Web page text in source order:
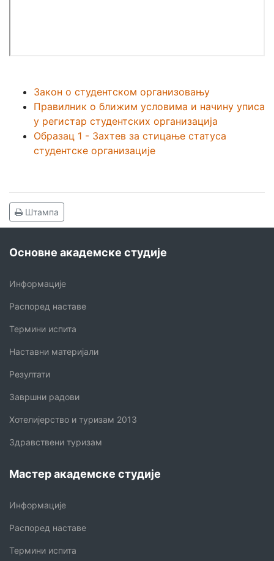
Закон о студентском организовању
Правилник о ближим условима и начину уписа
у регистар студентских организација
Образац 1 - Захтев за стицање статуса
студентске организације
Штампа
Основне академске студије
Информације
Распоред наставе
Термини испита
Наставни материјали
Резултати
Завршни радови
Хотелијерство и туризам 2013
Здравствени туризам
Мастер академске студије
Информације
Распоред наставе
Термини испита